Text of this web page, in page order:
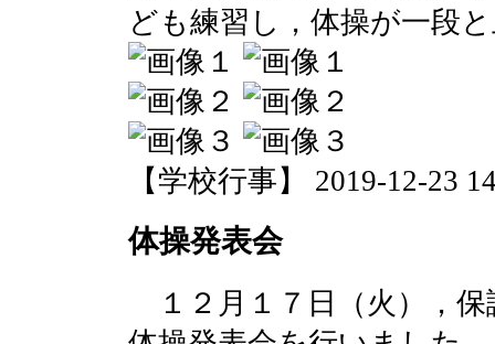
ども練習し，体操が一段
【学校行事】 2019-12-23
体操発表会
１２月１７日（火），